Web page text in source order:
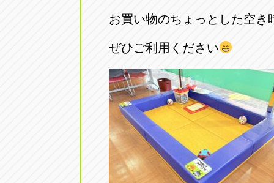
お買い物のちょっとした空き
ぜひご利用ください